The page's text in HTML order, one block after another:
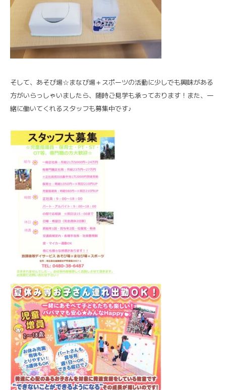
そして、あそび場☆まなび場＋スポーツの活動に少しでも興味がある
方がいらっしゃいましたら、随時ご見学も承っております！また、一
緒に働いてくれるスタッフも募集中です♪